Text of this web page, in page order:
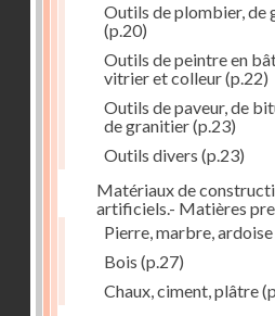
Outils de plombier, de
(p.20)
Outils de peintre en
vitrier et colleur(p.22)
Outils de paveur, de
de granitier(p.23)
Outils divers (p.23)
Matériaux de
artificiels.- Matières
Pierre, marbre, ardoise
Bois (p.27)
Chaux, ciment, plâtre